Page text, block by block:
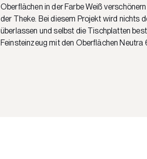
Oberflächen in der Farbe Weiß
der Theke. Bei diesem Projekt wird nichts
überlassen und selbst die Tischplatten
Feinsteinzeug mit den Oberflächen Neutra